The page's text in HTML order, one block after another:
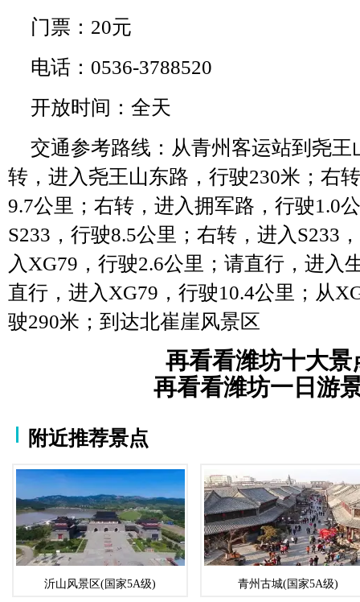
门票：20元
电话：0536-3788520
开放时间：全天
交通参考路线：从青州客运站到尧王
转，进入尧王山东路，行驶230米；右
9.7公里；右转，进入拥军路，行驶1.0
S233，行驶8.5公里；右转，进入S233
入XG79，行驶2.6公里；请直行，进入
直行，进入XG79，行驶10.4公里；从
驶290米；到达北崔崖风景区
再看看潍坊十大景
再看看潍坊一日游
附近推荐景点
沂山风景区(国家5A级) 青州古城(国家5A级)